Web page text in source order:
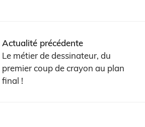
Actualité précédente
Le métier de dessinateur, du
premier coup de crayon au plan
final !